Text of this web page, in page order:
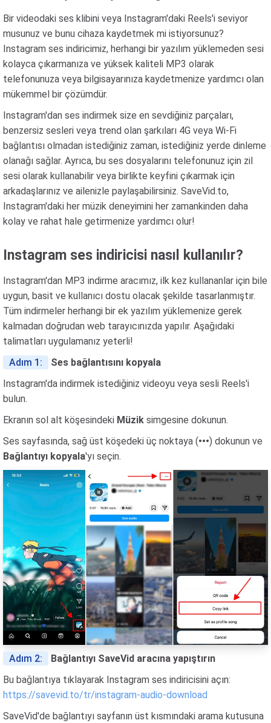
Bir videodaki ses klibini veya Instagram'daki Reels'i seviyor
musunuz ve bunu cihaza kaydetmek mi istiyorsunuz?
Instagram ses indiricimiz, herhangi bir yazılım yüklemeden sesi
kolayca çıkarmanıza ve yüksek kaliteli MP3 olarak
telefonunuza veya bilgisayarınıza kaydetmenize yardımcı olan
mükemmel bir çözümdür.
Instagram'dan ses indirmek size en sevdiğiniz parçaları,
benzersiz sesleri veya trend olan şarkıları 4G veya Wi-Fi
bağlantısı olmadan istediğiniz zaman, istediğiniz yerde dinleme
olanağı sağlar. Ayrıca, bu ses dosyalarını telefonunuz için zil
sesi olarak kullanabilir veya birlikte keyfini çıkarmak için
arkadaşlarınız ve ailenizle paylaşabilirsiniz. SaveVid.to,
Instagram'daki her müzik deneyimini her zamankinden daha
kolay ve rahat hale getirmenize yardımcı olur!
Instagram ses indiricisi nasıl kullanılır?
Instagram'dan MP3 indirme aracımız, ilk kez kullananlar için bile
uygun, basit ve kullanıcı dostu olacak şekilde tasarlanmıştır.
Tüm indirmeler herhangi bir ek yazılım yüklemenize gerek
kalmadan doğrudan web tarayıcınızda yapılır. Aşağıdaki
talimatları uygulamanız yeterli!
Adım 1:
Ses bağlantısını kopyala
Instagram'da indirmek istediğiniz videoyu veya sesli Reels'i
bulun.
Ekranın sol alt köşesindeki Müzik simgesine dokunun.
Ses sayfasında, sağ üst köşedeki üç noktaya (•••) dokunun ve
Bağlantıyı kopyala'yı seçin.
Adım 2:
Bağlantıyı SaveVid aracına yapıştırın
Bu bağlantıya tıklayarak Instagram ses indiricisini açın:
https://savevid.to/tr/instagram-audio-download
SaveVid'de bağlantıyı sayfanın üst kısmındaki arama kutusuna